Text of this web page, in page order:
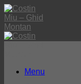
Skip
to
content
Menu